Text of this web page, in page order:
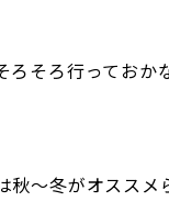
ろそろ行っておか
秋〜冬がオススメ